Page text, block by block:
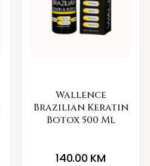
Wallence
Brazilian Keratin
Botox 500 Ml
140.00 KM